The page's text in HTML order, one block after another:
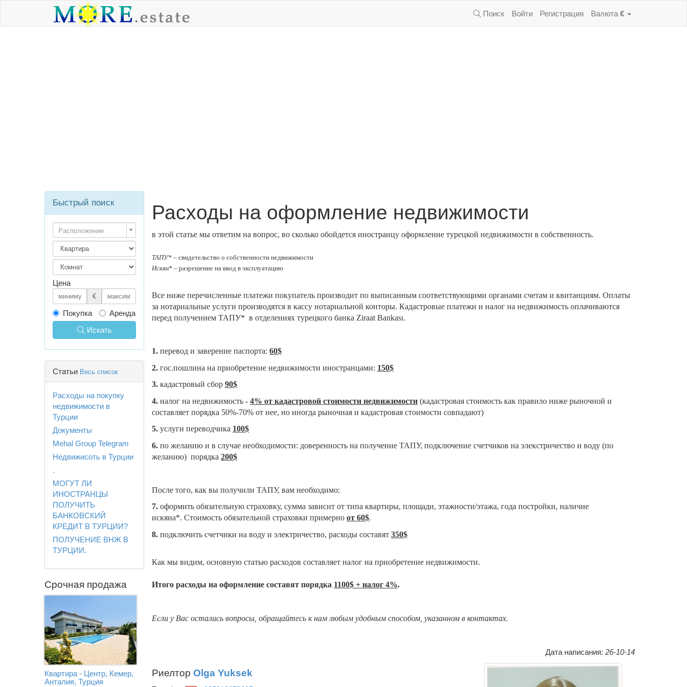
Поиск Войти Регистрация Валюта €
Расходы на оформление недвижимости
в этой статье мы ответим на вопрос, во сколько обойдется иностранцу оформление турецкой недвижимости в собственность.
ТАПУ* – свидетельство о собственности недвижимости
Искян* – разрешение на ввод в эксплуатацию
Все ниже перечисленные платежи покупатель производит по выписанным соответствующими органами счетам и квитанциям. Оплаты
за нотариальные услуги производятся в кассу нотариальной конторы. Кадастровые платежи и налог на недвижимость оплачиваются
перед получением ТАПУ* в отделениях турецкого банка Ziraat Bankası.
1. перевод и заверение паспорта: 60$
2. гос.пошлина на приобретение недвижимости иностранцами: 150$
3. кадастровый сбор 90$
4. налог на недвижимость - 4% от кадастровой стоимости недвижимости (кадастровая стоимость как правило ниже рыночной и
составляет порядка 50%-70% от нее, но иногда рыночная и кадастровая стоимости совпадают)
5. услуги переводчика 100$
6. по желанию и в случае необходимости: доверенность на получение ТАПУ, подключение счетчиков на элекстричество и воду (по
желанию) порядка 200$
После того, как вы получили ТАПУ, вам необходимо:
7. оформить обязательную страховку, сумма зависит от типа квартиры, площади, этажности/этажа, года постройки, наличие
искяна*. Стоимость обязательной страховки примерно от 60$.
8. подключить счетчики на воду и электричество, расходы составят 350$
Как мы видим, основную статью расходов составляет налог на приобретение недвижимости.
Итого расходы на оформление составят порядка 1100$ + налог 4%.
Если у Вас остались вопросы, обращайтесь к нам любым удобным способом, указанном в контактах.
Дата написания: 26-10-14
Риелтор Olga Yuksek
Быстрый поиск
Расположение
Цена
€
Покупка
Аренда
Искать
Статьи Весь список
Расходы на покупку
недвижимости в
Турции
Документы
Mehal Group Telegram
Недвижисоть в Турции
.
МОГУТ ЛИ
ИНОСТРАНЦЫ
ПОЛУЧИТЬ
БАНКОВСКИЙ
КРЕДИТ В ТУРЦИИ?
ПОЛУЧЕНИЕ ВНЖ В
ТУРЦИИ.
Срочная продажа
Квартира - Центр, Кемер,
Анталия, Турция